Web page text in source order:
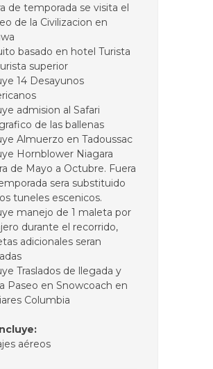
de temporada se visita el
de la Civilizacion en
basado en hotel Turista
superior
14 Desayunos
admision al Safari
de las ballenas
Almuerzo en Tadoussac
Hornblower Niagara
de Mayo a Octubre. Fuera
sera substituido
tuneles escenicos.
manejo de 1 maleta por
durante el recorrido,
adicionales seran
Traslados de llegada y
Paseo en Snowcoach en
Columbia
aéreos